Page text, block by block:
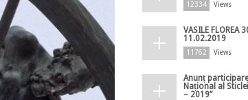
12334 Views
VASILE FLOREA
11.02.2019
11762 Views
Anunț
Național al
– 2019”